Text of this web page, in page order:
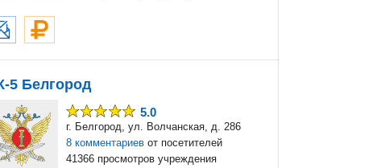
5 Белгород
5.0
г. Белгород, ул. Волчанская, д. 286
8 комментариев от посетителей
41366 просмотров учреждения